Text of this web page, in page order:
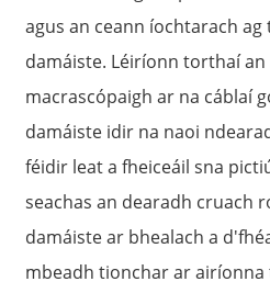
agus an ceann íochtarach ag
damáiste. Léiríonn torthaí
macrascópaigh ar na cáblaí
damáiste idir na naoi
féidir leat a fheiceáil sna
seachas an dearadh cruach
damáiste ar bhealach a
mbeadh tionchar ar